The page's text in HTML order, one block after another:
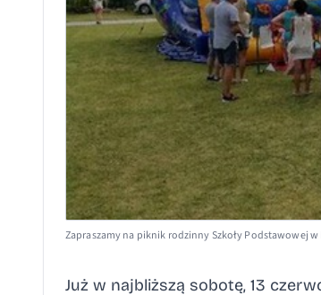
Zapraszamy na piknik rodzinny Szkoły Podstawowej w
Już w najbliższą sobotę, 13